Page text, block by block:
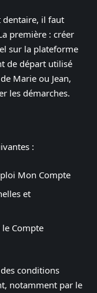
dentaire, il faut
première : créer
sur la plateforme
de départ utilisé
Marie ou Jean,
les démarches.
:
Mon Compte
et
Compte
conditions
notamment par le